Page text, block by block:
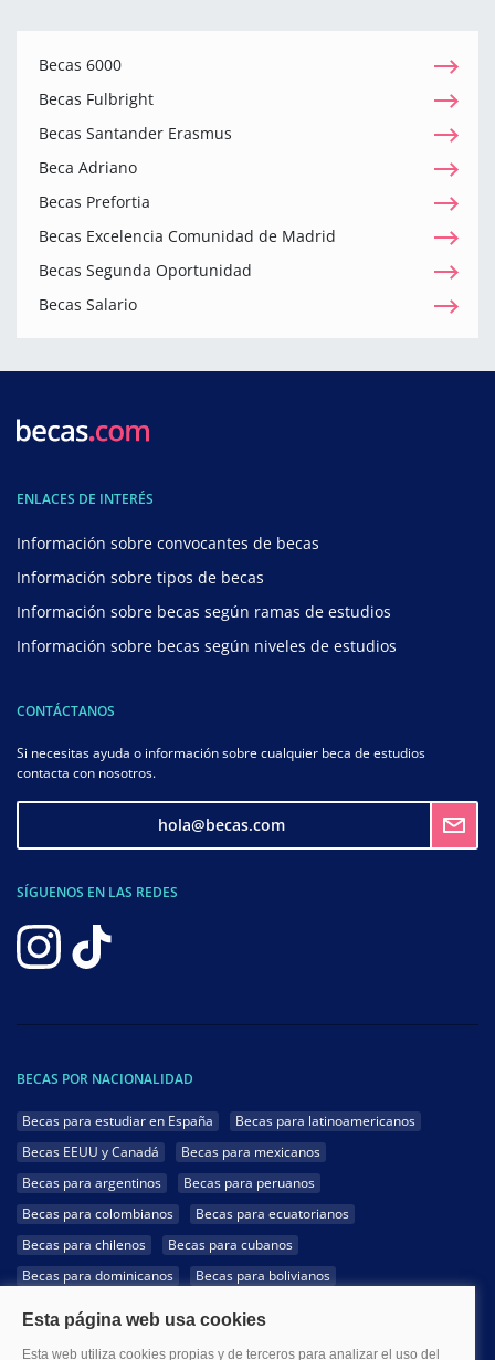
Becas 6000
Becas Fulbright
Becas Santander Erasmus
Beca Adriano
Becas Prefortia
Becas Excelencia Comunidad de Madrid
Becas Segunda Oportunidad
Becas Salario
ENLACES DE INTERÉS
Información sobre convocantes de becas
Información sobre tipos de becas
Información sobre becas según ramas de estudios
Información sobre becas según niveles de estudios
CONTÁCTANOS
Si necesitas ayuda o información sobre cualquier beca de estudios
contacta con nosotros.
hola@becas.com
SÍGUENOS EN LAS REDES
BECAS POR NACIONALIDAD
Becas para estudiar en España
Becas para latinoamericanos
Becas EEUU y Canadá
Becas para mexicanos
Becas para argentinos
Becas para peruanos
Becas para colombianos
Becas para ecuatorianos
Becas para chilenos
Becas para cubanos
Becas para dominicanos
Becas para bolivianos